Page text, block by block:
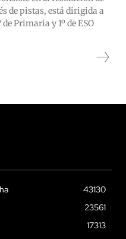
de pistas, está dirigida a
Primaria y 1º de ESO
43130
23561
17313